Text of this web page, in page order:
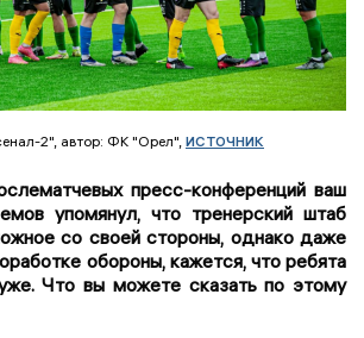
2", автор: ФК "Орел", источник
пресс-конференций ваш
упомянул, что тренерский штаб
со своей стороны, однако даже
обороны, кажется, что ребята
Что вы можете сказать по этому